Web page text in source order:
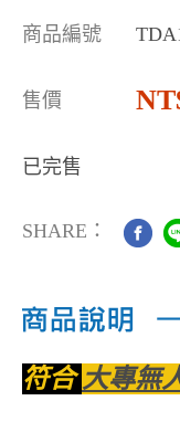
商品編號
售價
已完售
SHARE：
符合大專無